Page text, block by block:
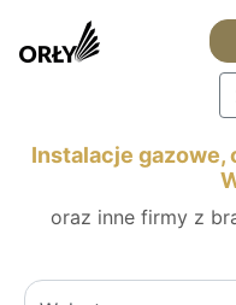
Instalacje gazowe,
oraz inne firmy z